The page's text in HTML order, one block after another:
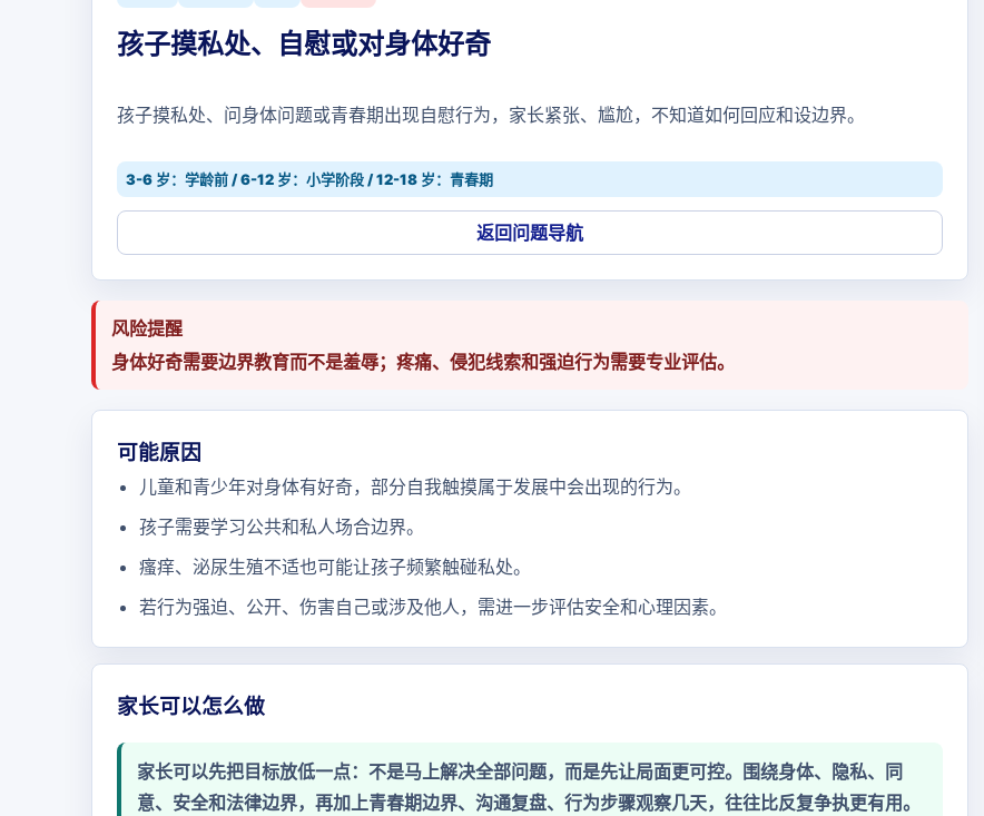
孩子摸私处、自慰或对身体好奇
孩子摸私处、问身体问题或青春期出现自慰行为，家长紧张、尴尬，不知道如何回应和设边界。
3-6 岁：学龄前 / 6-12 岁：小学阶段 / 12-18 岁：青春期
返回问题导航
风险提醒
身体好奇需要边界教育而不是羞辱；疼痛、侵犯线索和强迫行为需要专业评估。
可能原因
儿童和青少年对身体有好奇，部分自我触摸属于发展中会出现的行为。
孩子需要学习公共和私人场合边界。
瘙痒、泌尿生殖不适也可能让孩子频繁触碰私处。
若行为强迫、公开、伤害自己或涉及他人，需进一步评估安全和心理因素。
家长可以怎么做
家长可以先把目标放低一点：不是马上解决全部问题，而是先让局面更可控。围绕身体、隐私、同
意、安全和法律边界，再加上青春期边界、沟通复盘、行为步骤观察几天，往往比反复争执更有用。